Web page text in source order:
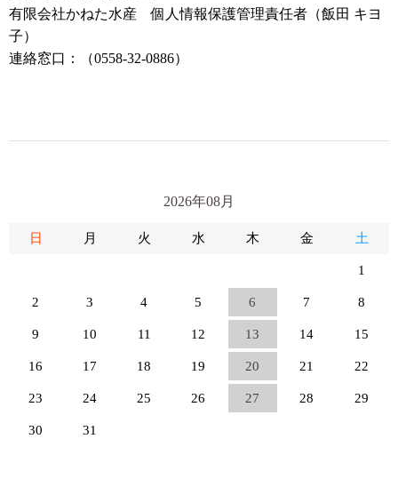
有限会社かねた水産 個人情報保護管理責任者（飯田 キヨ
子）
連絡窓口：（0558-32-0886）
2026年08月
日 月 火 水 木 金 土
1
2 3 4 5 6 7 8
9 10 11 12 13 14 15
16 17 18 19 20 21 22
23 24 25 26 27 28 29
30 31